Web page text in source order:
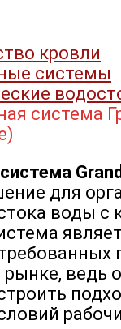
кровли
системы
система
для
воды с
ведь